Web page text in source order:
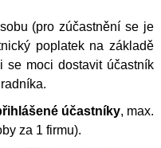
(pro zúčastnění se je
poplatek na základě
se moci dostavit účastník
účastníky, max.
za 1 firmu).